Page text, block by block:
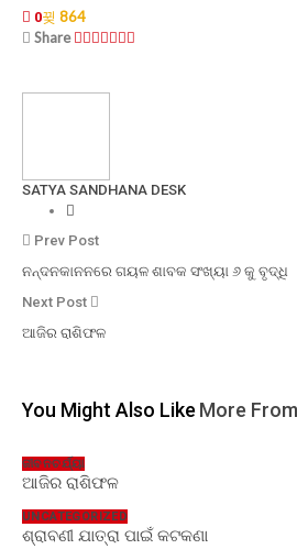
0
864
Share
SATYA SANDHANA DESK
Prev Post
ନନ୍ଦନକାନନରେ ଗୟଳ ଶାବକ ସଂଖ୍ୟା ୬ କୁ ବୃଦ୍ଧି
Next Post
ଆଜିର ରାଶିଫଳ
You Might Also Like More
ଜୀବନଚର୍ଯ୍ୟା
ଆଜିର ରାଶିଫଳ
UNCATEGORIZED
ଶ୍ରାବଣୀ ଯାତ୍ରା ପାଇଁ କଟକଣା